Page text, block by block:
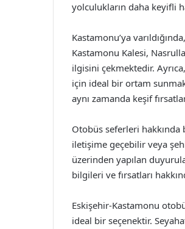
yolculukların daha keyifli
Kastamonu’ya
Kastamonu Kalesi,
ilgisini çekmektedir.
için ideal bir ortam
aynı zamanda keşif
Otobüs seferleri
iletişime geçebilir veya
üzerinden yapılan
bilgileri ve fırsatları
Eskişehir-Kastamonu
ideal bir seçenektir.